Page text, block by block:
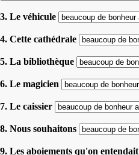
3. Le véhicule
4. Cette cathédrale
5. La bibliothèque
6. Le magicien
7. Le caissier
8. Nous souhaitons
9. Les aboiements qu'on entendait